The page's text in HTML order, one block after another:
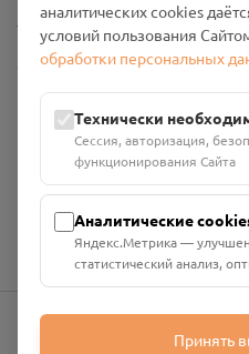
Настройки cookies
Общество с ограниченной
Проект Помним»
ИНН: 6700029207 ОГРН:
Юридический адрес: 216790,
Руднянский, г. Рудня, улица
Номер счёта:
аналитических cookies
условий пользования
обработки персональных
Технически
Сессия, авторизация,
функционирования Сайта
Аналитические
Яндекс.Метрика —
статистический анализ,
Принять